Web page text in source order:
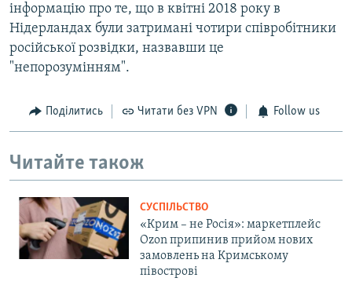
інформацію про те, що в квітні 2018 року в
Нідерландах були затримані чотири співробітники
російської розвідки, назвавши це
"непорозумінням".
Поділитись Читати без VPN Follow us
Читайте також
СУСПІЛЬСТВО
«Крим – не Росія»: маркетплейс
Ozon припинив прийом нових
замовлень на Кримському
півострові